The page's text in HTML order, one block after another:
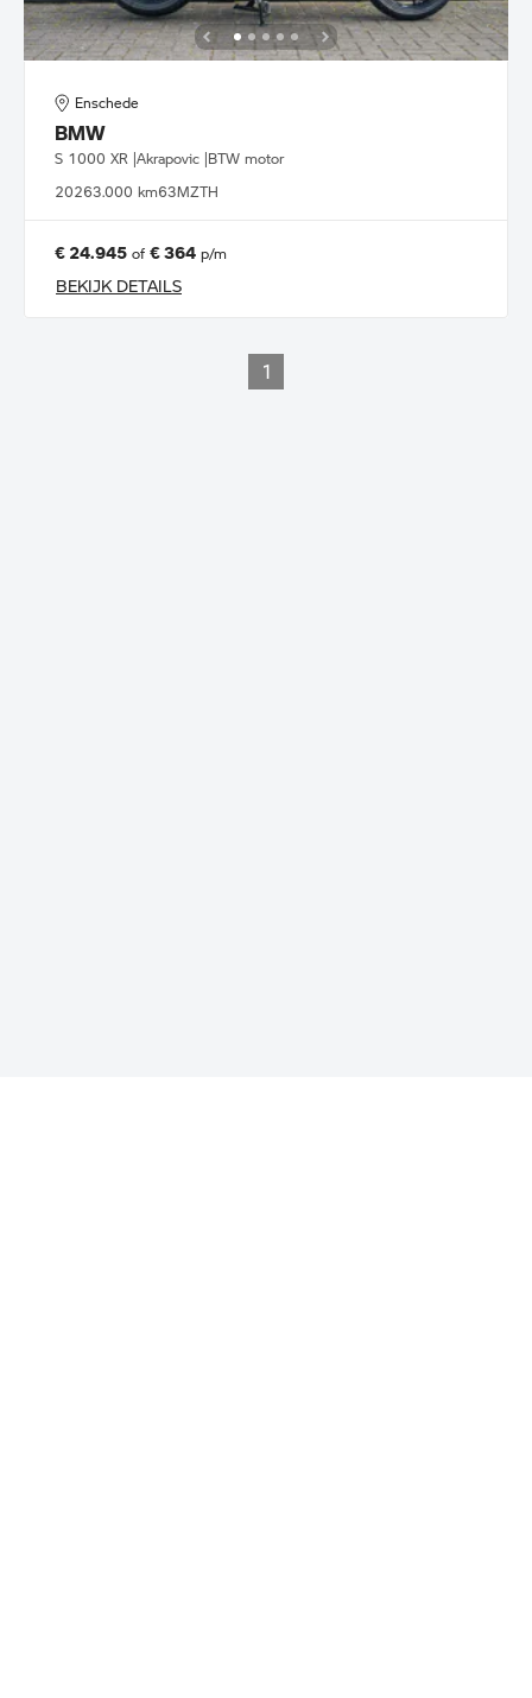
Enschede
BMW
S 1000 XR |Akrapovic |BTW motor
20263.000 km63MZTH
€ 24.945 of € 364 p/m
BEKIJK DETAILS
1